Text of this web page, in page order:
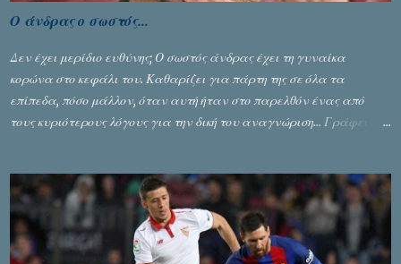
Ο άνδρας ο σωστός...
Δεν έχει μερίδιο ευθύνης; Ο σωστός άνδρας έχει τη γυναίκα
κορώνα στο κεφάλι του. Καθαρίζει για πάρτη της σε όλα τα
επίπεδα, πόσο μάλλον, όταν αυτή ήταν στο παρελθόν ένας από
τους κυριότερους λόγους για την δική του αναγνώριση... Γράφει ο